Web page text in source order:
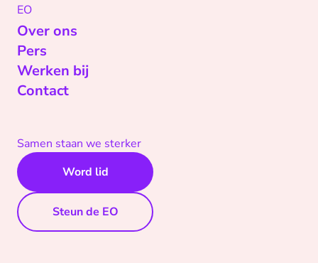
EO
Over ons
Pers
Werken bij
Contact
Samen staan we sterker
Word lid
Steun de EO